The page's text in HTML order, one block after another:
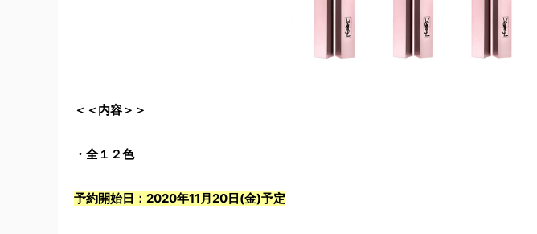
＜＜内容＞＞
・全１２色
予約開始日：2020年11月20日(金)予定